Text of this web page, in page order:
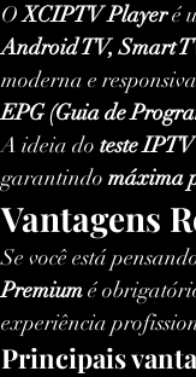
O XCIPTV Player é
Android TV, Smart
moderna e
EPG (Guia de
A ideia do teste
garantindo máxima
Vantagens
Se você está
Premium é
experiência
Principais